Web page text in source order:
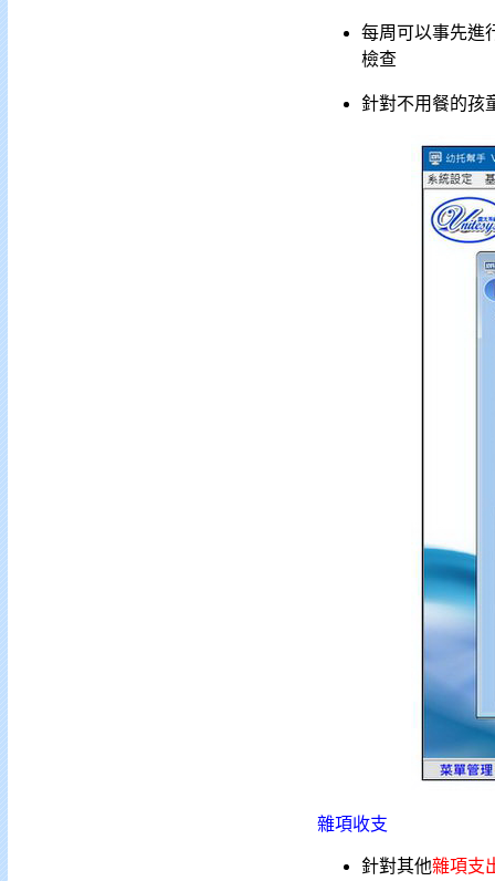
每周可以事先進
檢查
針對不用餐的孩
雜項收支
針對其他雜項支